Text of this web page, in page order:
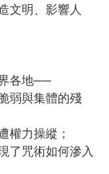
文明、影響人
各地──
弱與集體的殘
權力操縱；
了咒術如何滲入